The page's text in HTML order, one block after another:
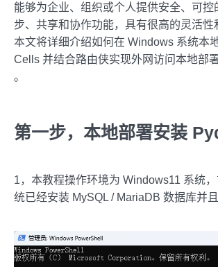
能够为企业、组织或个人提供安全、可控
步、共享和协作功能，具有很高的灵活性
本文将详细介绍如何在 Windows 系统本
Cells 并结合路由侠实现外网访问本地部
。
第一步，本地部署安装
1，本教程操作环境为 Windows11 系统
统已经安装 MySQL / MariaDB 数据库并